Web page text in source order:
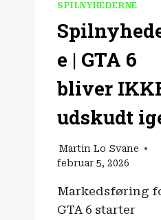
SPILNYHEDERNE
e | GTA 6
bliver
udskudt
Martin Lo Svane
februar 5, 2026
Markedsføring
GTA 6 starter